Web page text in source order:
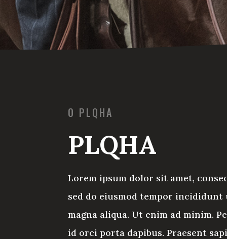
O PLQHA
PLQHA
Lorem ipsum dolor sit amet,
sed do eiusmod tempor
magna aliqua. Ut enim ad minim.
id orci porta dapibus. Praesent